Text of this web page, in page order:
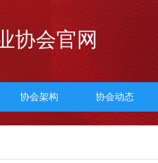
协会官网
协会架构 协会动态